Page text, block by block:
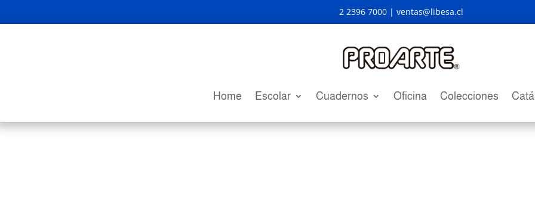
2 2396 7000 | ventas@libesa.cl
Home Escolar Cuadernos Oficina Colecciones